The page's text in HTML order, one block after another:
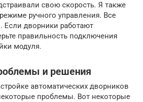
свою скорость. Я также
ручного управления. Все
Если дворники работают
правильность подключения
модуля.
и решения
автоматических дворников
проблемы. Вот некоторые